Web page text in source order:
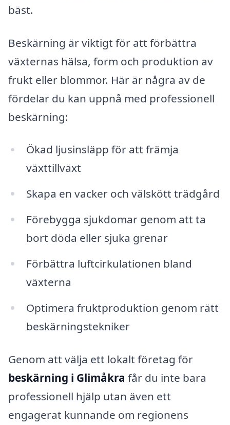
bäst.
Beskärning är viktigt för att förbättra
växternas hälsa, form och produktion av
frukt eller blommor. Här är några av de
fördelar du kan uppnå med professionell
beskärning:
Ökad ljusinsläpp för att främja
växttillväxt
Skapa en vacker och välskött trädgård
Förebygga sjukdomar genom att ta
bort döda eller sjuka grenar
Förbättra luftcirkulationen bland
växterna
Optimera fruktproduktion genom rätt
beskärningstekniker
Genom att välja ett lokalt företag för
beskärning i Glimåkra får du inte bara
professionell hjälp utan även ett
engagerat kunnande om regionens